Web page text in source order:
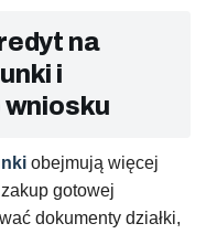
na
i
obejmują więcej
gotowej
dokumenty działki,